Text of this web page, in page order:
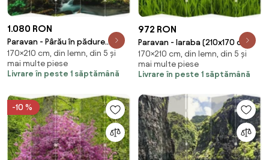
1.080 RON
Paravan - Pârău în pădure
(210x170 cm)
170×210 cm, din lemn, din 5 și
mai multe piese
Livrare în peste 1 săptămână
972 RON
Paravan - Iaraba (210x170 cm)
170×210 cm, din lemn, din 5 și
mai multe piese
Livrare în peste 1 săptămână
-10 %